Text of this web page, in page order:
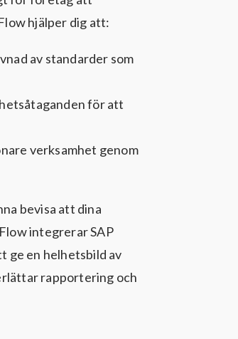
hjälper dig att:
av standarder som
för att
verksamhet genom
bevisa att dina
integrerar SAP
ge en helhetsbild av
rapportering och